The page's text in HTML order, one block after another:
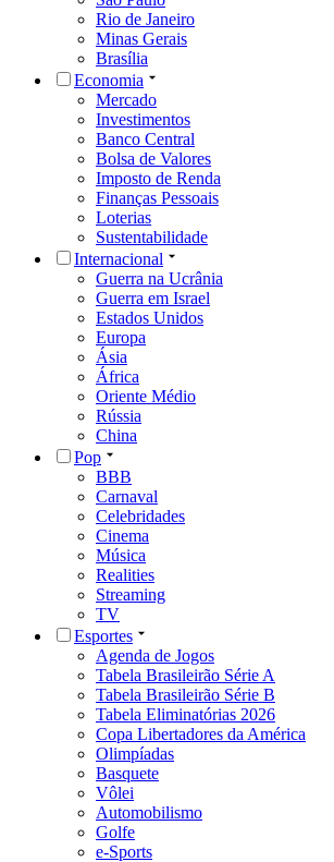
Rio de Janeiro
Minas Gerais
Brasília
Economia
Mercado
Investimentos
Banco Central
Bolsa de Valores
Imposto de Renda
Finanças Pessoais
Loterias
Sustentabilidade
Internacional
Guerra na Ucrânia
Guerra em Israel
Estados Unidos
Europa
Ásia
África
Oriente Médio
Rússia
China
Pop
BBB
Carnaval
Celebridades
Cinema
Música
Realities
Streaming
TV
Esportes
Agenda de Jogos
Tabela Brasileirão Série A
Tabela Brasileirão Série B
Tabela Eliminatórias 2026
Copa Libertadores da América
Olimpíadas
Basquete
Vôlei
Automobilismo
Golfe
e-Sports